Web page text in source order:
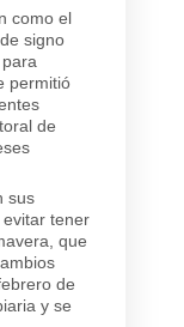
como el
signo
permitió
de
sus
tener
que
de
y se